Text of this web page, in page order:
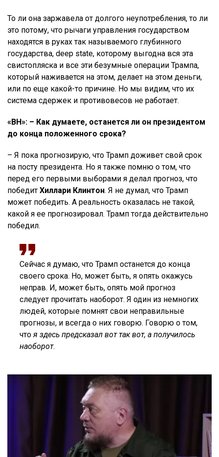
То ли она заржавела от долгого неупотребления, то ли
это потому, что рычаги управления государством
находятся в руках так называемого глубинного
государства, deep state, которому выгодна вся эта
свистопляска и все эти безумные операции Трампа,
который наживается на этом, делает на этом деньги,
или по еще какой-то причине. Но мы видим, что их
система сдержек и противовесов не работает.
«ВН»: – Как думаете, останется ли он президентом
до конца положенного срока?
– Я пока прогнозирую, что Трамп доживет свой срок
на посту президента. Но я также помню о том, что
перед его первыми выборами я делал прогноз, что
победит Хиллари Клинтон. Я не думал, что Трамп
может победить. А реальность оказалась не такой,
какой я ее прогнозировал. Трамп тогда действительно
победил.
Сейчас я думаю, что Трамп останется до конца
своего срока. Но, может быть, я опять окажусь
неправ. И, может быть, опять мой прогноз
следует прочитать наоборот. Я один из немногих
людей, которые помнят свои неправильные
прогнозы, и всегда о них говорю. Говорю о том,
чтоя здесь предсказал вот так вот, а получилось
наоборот.